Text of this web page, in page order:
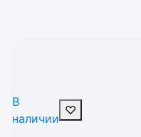
В
наличии
♡